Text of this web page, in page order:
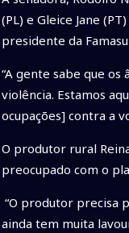
(PL) e Gleice Jane
presidente da
“A gente sabe que
violência. Estamos
ocupações] contra a
O produtor rural
preocupado com o
“O produtor precisa
ainda tem muita